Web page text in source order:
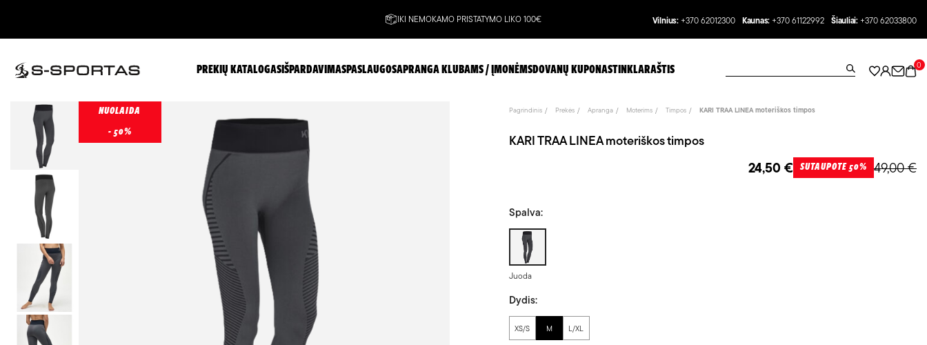
IKI NEMOKAMO PRISTATYMO LIKO 100€ Vilnius: +370 62012300 Kaunas: +370 61122992 Šiauliai: +370 62033800
PREKIŲ KATALOGASIŠPARDAVIMASPASLAUGOSAPRANGA KLUBAMS / ĮMONĖMSDOVANŲ KUPONASTINKLARAŠTIS 0
NUOLAIDA
- 50%
Pagrindinis Prekės Apranga Moterims Timpos KARI TRAA LINEA moteriškos timpos
KARI TRAA LINEA moteriškos timpos
49,00 €
24,50 € SUTAUPOTE 50%
Spalva:
Juoda
Dydis:
XS/S M L/XL